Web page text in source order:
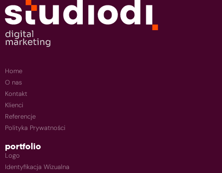
Home
O nas
Kontakt
Klienci
Referencje
Polityka Prywatności
portfolio
Logo
Identyfikacja Wizualna